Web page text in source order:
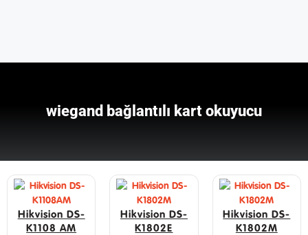
wiegand bağlantılı kart okuyucu
Hikvision DS-
K1108 AM
Hikvision DS-
K1802E
Hikvision DS-
K1802M